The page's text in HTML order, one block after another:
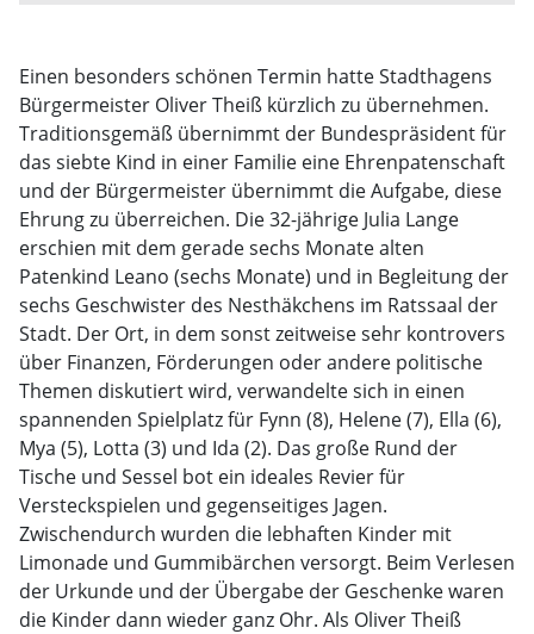
Einen besonders schönen Termin hatte Stadthagens
Bürgermeister Oliver Theiß kürzlich zu übernehmen.
Traditionsgemäß übernimmt der Bundespräsident für
das siebte Kind in einer Familie eine Ehrenpatenschaft
und der Bürgermeister übernimmt die Aufgabe, diese
Ehrung zu überreichen. Die 32-jährige Julia Lange
erschien mit dem gerade sechs Monate alten
Patenkind Leano (sechs Monate) und in Begleitung der
sechs Geschwister des Nesthäkchens im Ratssaal der
Stadt. Der Ort, in dem sonst zeitweise sehr kontrovers
über Finanzen, Förderungen oder andere politische
Themen diskutiert wird, verwandelte sich in einen
spannenden Spielplatz für Fynn (8), Helene (7), Ella (6),
Mya (5), Lotta (3) und Ida (2). Das große Rund der
Tische und Sessel bot ein ideales Revier für
Versteckspielen und gegenseitiges Jagen.
Zwischendurch wurden die lebhaften Kinder mit
Limonade und Gummibärchen versorgt. Beim Verlesen
der Urkunde und der Übergabe der Geschenke waren
die Kinder dann wieder ganz Ohr. Als Oliver Theiß